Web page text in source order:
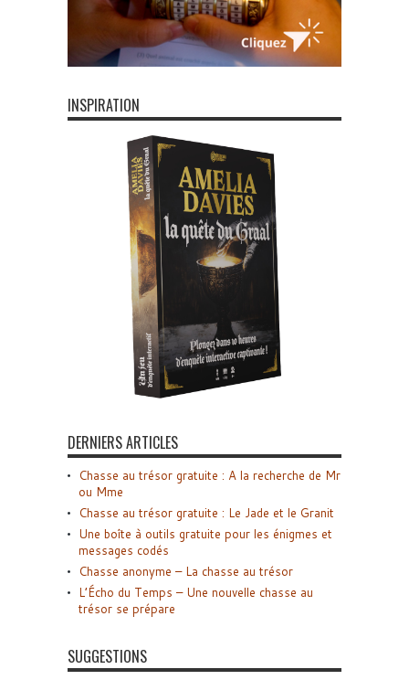
INSPIRATION
DERNIERS ARTICLES
Chasse au trésor gratuite : A la recherche de Mr
ou Mme
Chasse au trésor gratuite : Le Jade et le Granit
Une boîte à outils gratuite pour les énigmes et
messages codés
Chasse anonyme – La chasse au trésor
L’Écho du Temps – Une nouvelle chasse au
trésor se prépare
SUGGESTIONS